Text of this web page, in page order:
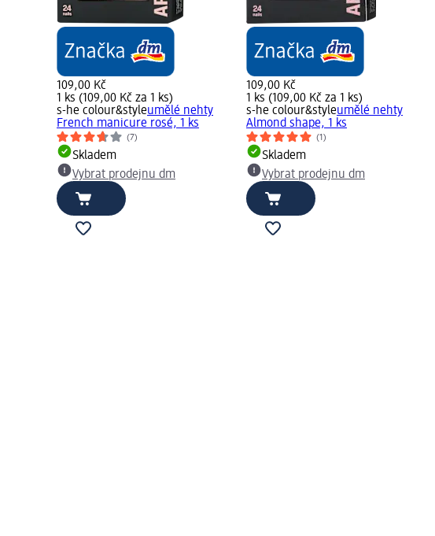
109,00 Kč
1 ks (109,00 Kč za 1 ks)
s-he colour&styleumělé nehty
French manicure rosé, 1 ks
(7)
Skladem
Vybrat prodejnu dm
109,00 Kč
1 ks (109,00 Kč za 1 ks)
s-he colour&styleumělé nehty
Almond shape, 1 ks
(1)
Skladem
Vybrat prodejnu dm